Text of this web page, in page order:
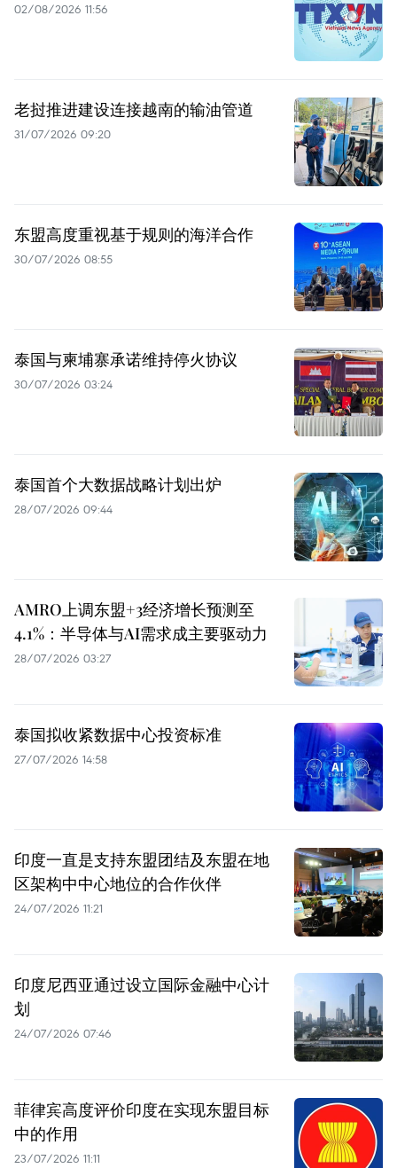
02/08/2026 11:56
老挝推进建设连接越南的输油管道
31/07/2026 09:20
东盟高度重视基于规则的海洋合作
30/07/2026 08:55
泰国与柬埔寨承诺维持停火协议
30/07/2026 03:24
泰国首个大数据战略计划出炉
28/07/2026 09:44
AMRO上调东盟+3经济增长预测至
4.1%：半导体与AI需求成主要驱动力
28/07/2026 03:27
泰国拟收紧数据中心投资标准
27/07/2026 14:58
印度一直是支持东盟团结及东盟在地
区架构中中心地位的合作伙伴
24/07/2026 11:21
印度尼西亚通过设立国际金融中心计
划
24/07/2026 07:46
菲律宾高度评价印度在实现东盟目标
中的作用
23/07/2026 11:11